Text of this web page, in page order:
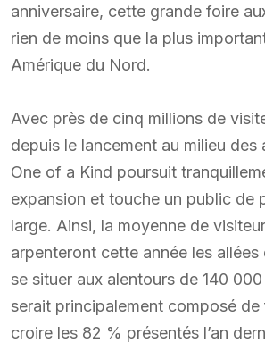
anniversaire, cette grande foire
rien de moins que la plus
Amérique du Nord.
Avec près de cinq millions de
depuis le lancement au milieu des
One of a Kind poursuit
expansion et touche un public de
large. Ainsi, la moyenne de
arpenteront cette année les
se situer aux alentours de 140
serait principalement composé de
croire les 82 % présentés l’an